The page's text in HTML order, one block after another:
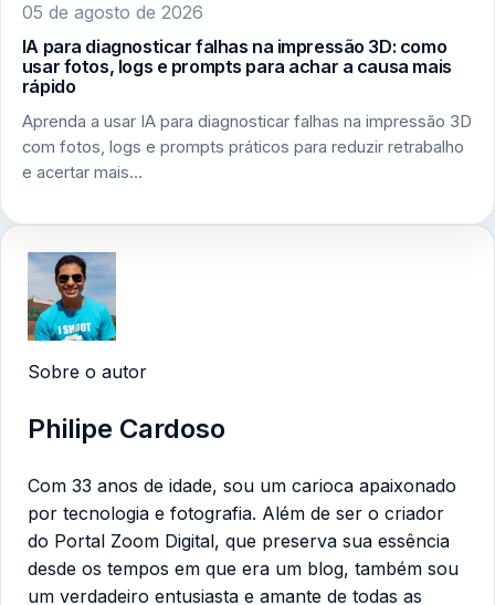
05 de agosto de 2026
IA para diagnosticar falhas na impressão 3D: como
usar fotos, logs e prompts para achar a causa mais
rápido
Aprenda a usar IA para diagnosticar falhas na impressão 3D
com fotos, logs e prompts práticos para reduzir retrabalho
e acertar mais…
Sobre o autor
Philipe Cardoso
Com 33 anos de idade, sou um carioca apaixonado
por tecnologia e fotografia. Além de ser o criador
do Portal Zoom Digital, que preserva sua essência
desde os tempos em que era um blog, também sou
um verdadeiro entusiasta e amante de todas as